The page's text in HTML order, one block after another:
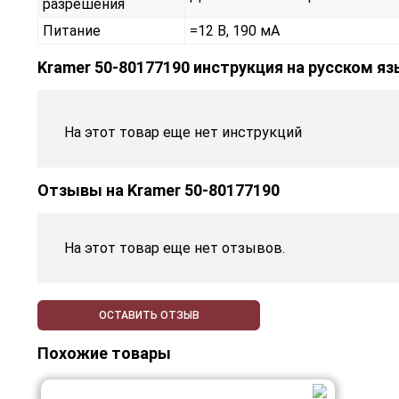
разрешения
Питание =12 В, 190 мА
Kramer 50-80177190 инструкция на русском
На этот товар еще нет инструкций
Отзывы на Kramer 50-80177190
На этот товар еще нет отзывов.
ОСТАВИТЬ ОТЗЫВ
Похожие товары